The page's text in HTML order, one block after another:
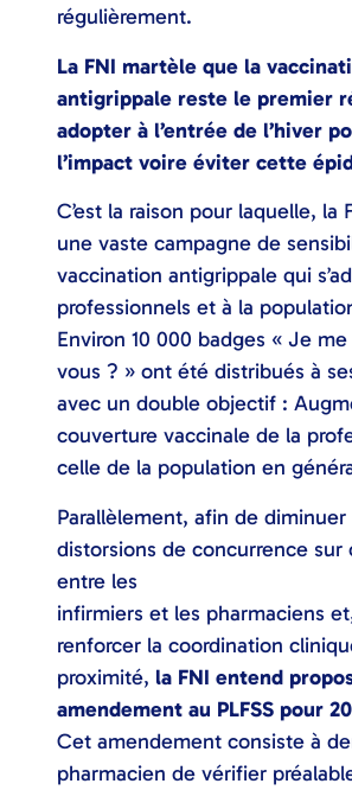
régulièrement.
La FNI martèle que la
antigrippale reste le premier
adopter à l’entrée de l’hiver
l’impact voire éviter cette
C’est la raison pour laquelle, la
une vaste campagne de
vaccination antigrippale qui
professionnels et à la
Environ 10 000 badges « Je
vous ? » ont été distribués à
avec un double objectif :
couverture vaccinale de la
celle de la population en
Parallèlement, afin de diminuer
distorsions de concurrence sur
entre les
infirmiers et les pharmaciens
renforcer la coordination
proximité, la FNI entend
amendement au PLFSS pour
Cet amendement consiste à
pharmacien de vérifier